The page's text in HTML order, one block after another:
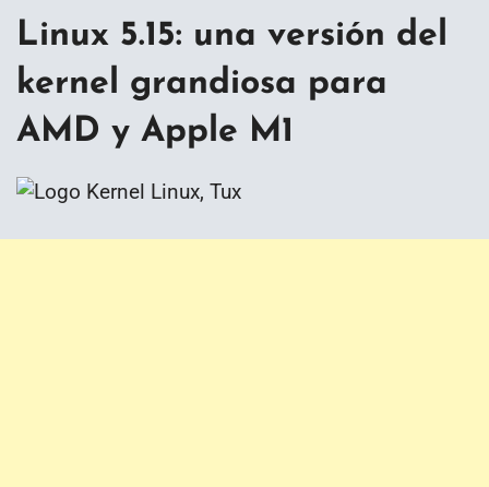
Linux 5.15: una versión del
kernel grandiosa para
AMD y Apple M1